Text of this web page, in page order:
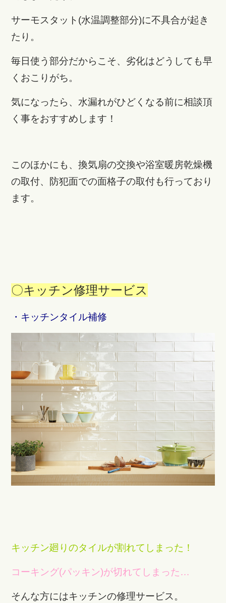
サーモスタット(水温調整部分)に不具合が起き
たり。
毎日使う部分だからこそ、劣化はどうしても早
くおこりがち。
気になったら、水漏れがひどくなる前に相談頂
く事をおすすめします！
このほかにも、換気扇の交換や浴室暖房乾燥機
の取付、防犯面での面格子の取付も行っており
ます。
〇キッチン修理サービス
・キッチンタイル補修
キッチン廻りのタイルが割れてしまった！
コーキング(パッキン)が切れてしまった…
そんな方にはキッチンの修理サービス。